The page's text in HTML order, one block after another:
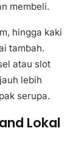
membeli.
hingga kaki
tambah.
atau slot
lebih
serupa.
Lokal